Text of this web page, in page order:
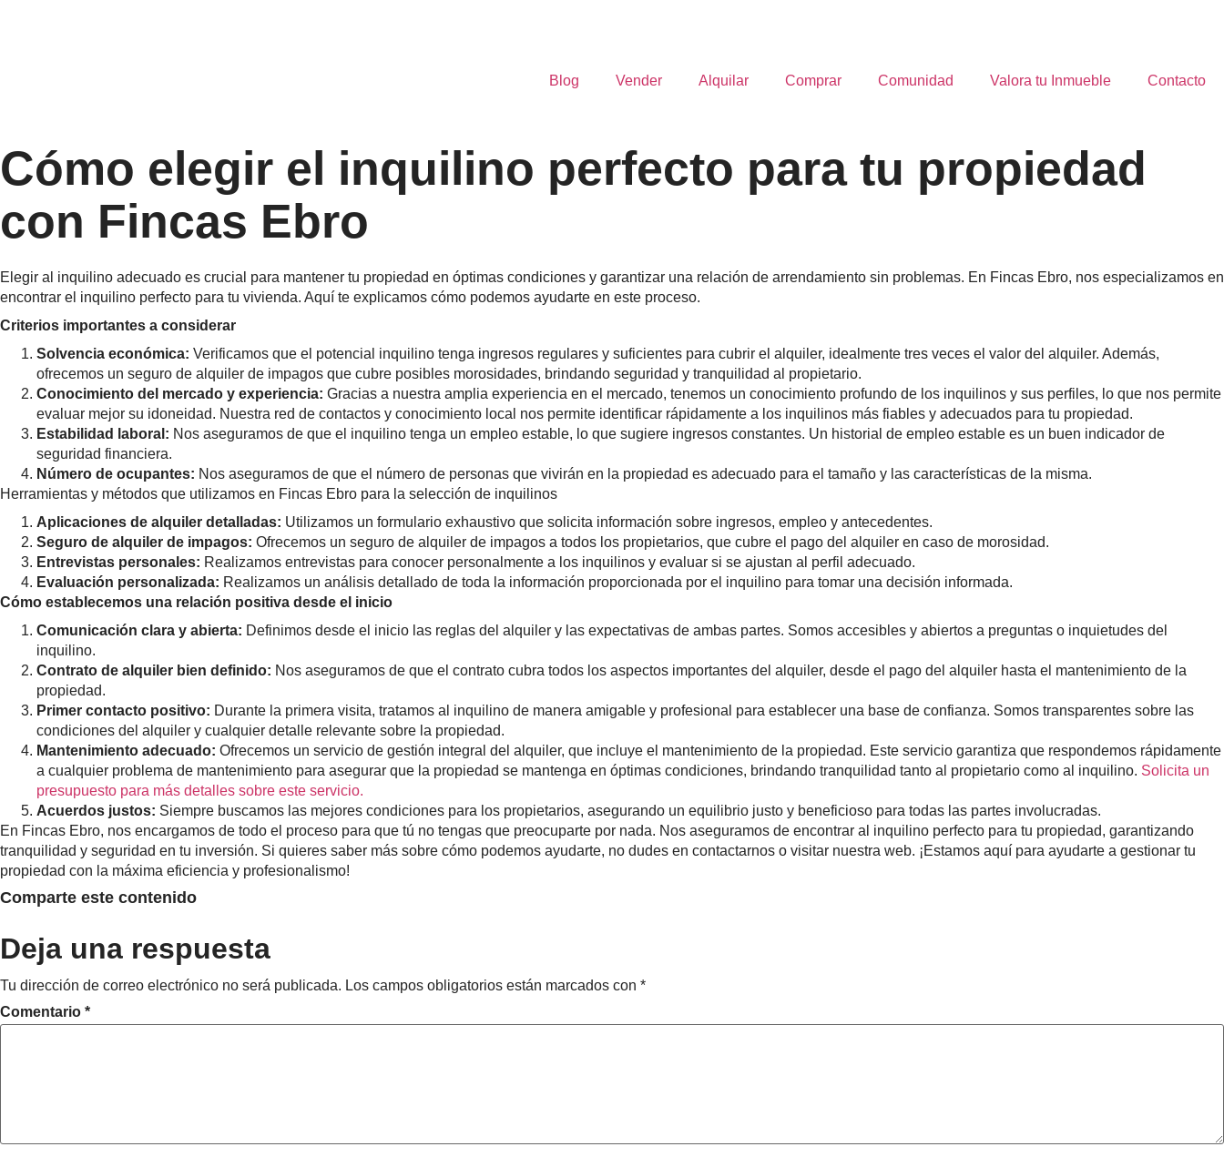
Blog Vender Alquilar Comprar Comunidad Valora tu Inmueble Contacto
Cómo elegir el inquilino perfecto para tu propiedad
con Fincas Ebro
Elegir al inquilino adecuado es crucial para mantener tu propiedad en óptimas condiciones y garantizar una relación de arrendamiento sin problemas. En Fincas Ebro, nos especializamos en
encontrar el inquilino perfecto para tu vivienda. Aquí te explicamos cómo podemos ayudarte en este proceso.
Criterios importantes a considerar
Solvencia económica: Verificamos que el potencial inquilino tenga ingresos regulares y suficientes para cubrir el alquiler, idealmente tres veces el valor del alquiler. Además,
ofrecemos un seguro de alquiler de impagos que cubre posibles morosidades, brindando seguridad y tranquilidad al propietario.
Conocimiento del mercado y experiencia: Gracias a nuestra amplia experiencia en el mercado, tenemos un conocimiento profundo de los inquilinos y sus perfiles, lo que nos permite
evaluar mejor su idoneidad. Nuestra red de contactos y conocimiento local nos permite identificar rápidamente a los inquilinos más fiables y adecuados para tu propiedad.
Estabilidad laboral: Nos aseguramos de que el inquilino tenga un empleo estable, lo que sugiere ingresos constantes. Un historial de empleo estable es un buen indicador de
seguridad financiera.
Número de ocupantes: Nos aseguramos de que el número de personas que vivirán en la propiedad es adecuado para el tamaño y las características de la misma.
Herramientas y métodos que utilizamos en Fincas Ebro para la selección de inquilinos
Aplicaciones de alquiler detalladas: Utilizamos un formulario exhaustivo que solicita información sobre ingresos, empleo y antecedentes.
Seguro de alquiler de impagos: Ofrecemos un seguro de alquiler de impagos a todos los propietarios, que cubre el pago del alquiler en caso de morosidad.
Entrevistas personales: Realizamos entrevistas para conocer personalmente a los inquilinos y evaluar si se ajustan al perfil adecuado.
Evaluación personalizada: Realizamos un análisis detallado de toda la información proporcionada por el inquilino para tomar una decisión informada.
Cómo establecemos una relación positiva desde el inicio
Comunicación clara y abierta: Definimos desde el inicio las reglas del alquiler y las expectativas de ambas partes. Somos accesibles y abiertos a preguntas o inquietudes del
inquilino.
Contrato de alquiler bien definido: Nos aseguramos de que el contrato cubra todos los aspectos importantes del alquiler, desde el pago del alquiler hasta el mantenimiento de la
propiedad.
Primer contacto positivo: Durante la primera visita, tratamos al inquilino de manera amigable y profesional para establecer una base de confianza. Somos transparentes sobre las
condiciones del alquiler y cualquier detalle relevante sobre la propiedad.
Mantenimiento adecuado: Ofrecemos un servicio de gestión integral del alquiler, que incluye el mantenimiento de la propiedad. Este servicio garantiza que respondemos rápidamente
a cualquier problema de mantenimiento para asegurar que la propiedad se mantenga en óptimas condiciones, brindando tranquilidad tanto al propietario como al inquilino. Solicita un
presupuesto para más detalles sobre este servicio.
Acuerdos justos: Siempre buscamos las mejores condiciones para los propietarios, asegurando un equilibrio justo y beneficioso para todas las partes involucradas.
En Fincas Ebro, nos encargamos de todo el proceso para que tú no tengas que preocuparte por nada. Nos aseguramos de encontrar al inquilino perfecto para tu propiedad, garantizando
tranquilidad y seguridad en tu inversión. Si quieres saber más sobre cómo podemos ayudarte, no dudes en contactarnos o visitar nuestra web. ¡Estamos aquí para ayudarte a gestionar tu
propiedad con la máxima eficiencia y profesionalismo!
Comparte este contenido
Deja una respuesta
Tu dirección de correo electrónico no será publicada. Los campos obligatorios están marcados con *
Comentario *